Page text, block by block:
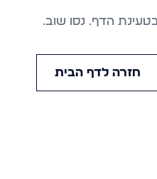
הדף. נסו שוב.
חזרה לדף הבית